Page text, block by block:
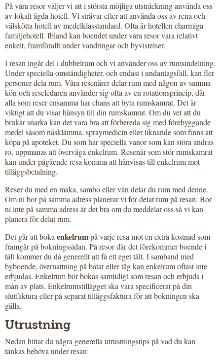
På våra resor väljer vi att i största möjliga utsträckning använda oss
av lokalt ägda hotell. Vi strävar efter att använda oss av rena och
välskötta hotell av medelklasstandard. Ofta är hotellen charmiga
familjehotell. Ibland kan boendet under våra resor vara relativt
enkelt, framförallt under vandringar och byvistelser.
I resan ingår del i dubbelrum och vi använder oss av rumsindelning.
Under speciella omständigheter, och endast i undantagsfall, kan fler
personer dela rum. Våra resenärer delar rum med någon av samma
kön och reseledaren använder sig ofta av en rotationsprincip, där
alla som reser ensamma har chans att byta rumskamrat. Det är
viktigt att du visar hänsyn till din rumskamrat. Om du vet att du
brukar snarka kan det vara bra att förbereda sig med förebyggande
medel såsom näsklämma, spraymedicin eller liknande som finns att
köpa på apoteket. Du som har speciella vanor som kan störa andras
ro, uppmanas att överväga enkelrum. Resenär som stör rumskamrat
kan under pågående resa komma att hänvisas till enkelrum mot
tilläggsbetalning.
Reser du med en maka, sambo eller vän delar du rum med denne.
Om ni bor på samma adress planerar vi för delat rum på resan. Bor
ni inte på samma adress är det bra om du meddelar oss så vi kan
planera för delat rum.
Det går att boka enkelrumpå varje resa mot en extra kostnad som
framgår på bokningssidan. På resor där det förekommer boende i
tält kommer du då generellt att få ett eget tält. I samband med
byboende, övernattning på båtar eller tåg kan enkelrum oftast inte
erbjudas. Enkelrum bör bokas samtidigt som resan och erbjuds i
mån av plats. Enkelrumstillägget ska vara specificerat på din
slutfaktura eller på separat tilläggsfaktura för att bokningen ska
gälla.
Utrustning
Nedan hittar du några generella utrustningstips på vad du kan
tänkas behöva under resan: